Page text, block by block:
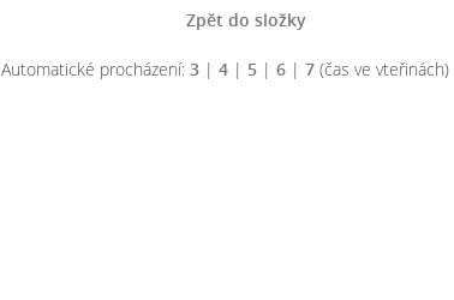
Zpět do složky
Automatické procházení: 3| 4| 5| 6| 7(čas ve vteřinách)